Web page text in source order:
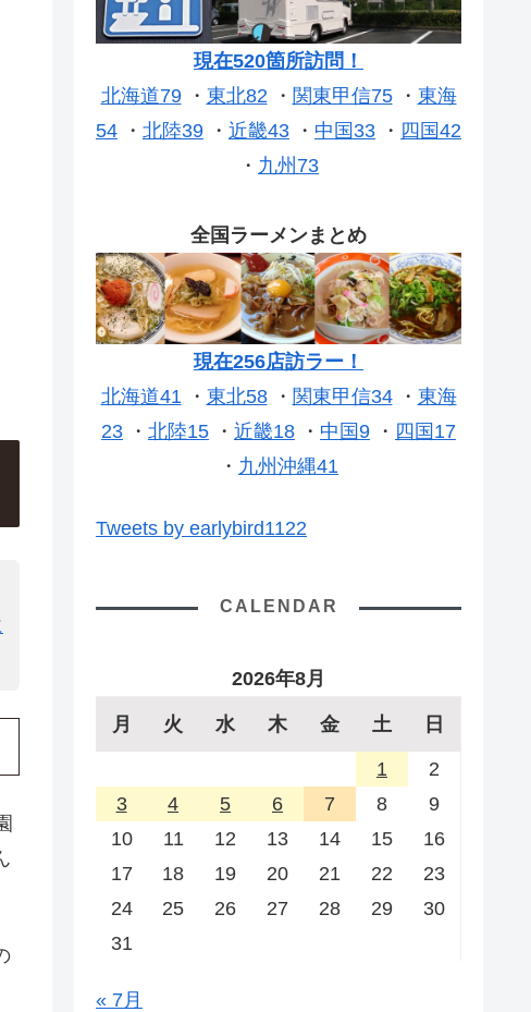
現在520箇所訪問！
北海道79・ 東北82・ 関東甲信75・ 東海
54 ・ 北陸39 ・ 近畿43 ・ 中国33 ・ 四国42
・ 九州73
全国ラーメンまとめ
現在256店訪ラー！
北海道41・ 東北58・ 関東甲信34・ 東海
23 ・ 北陸15 ・ 近畿18 ・ 中国9 ・ 四国17
・ 九州沖縄41
Tweets by earlybird1122
CALENDAR
2026年8月
月 火 水 木 金 土 日
1
2
3
4 5 6 7 8
9
10
11 12 13 14 15
16
17
18 19 20 21 22
23
24
25 26 27 28 29
30
31
« 7月